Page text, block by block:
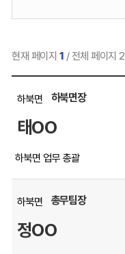
현재 페이지 1 / 전체 페이지 2
원
록
서,
직
이
하북면 하북면장
태OO
하북면 업무 총괄
하북면 총무팀장
정OO